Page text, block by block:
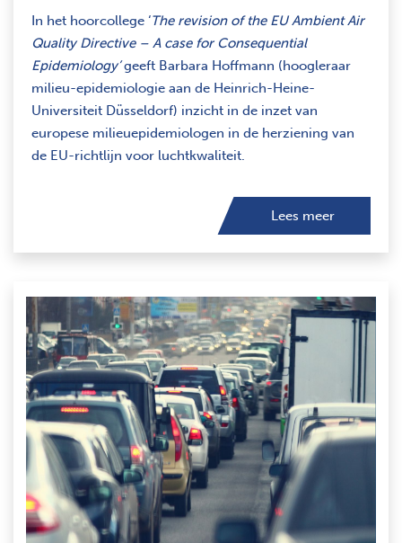
In het hoorcollege ‘The revision of the EU Ambient Air
Quality Directive – A case for Consequential
Epidemiology’geeft Barbara Hoffmann (hoogleraar
milieu-epidemiologie aan de Heinrich-Heine-
Universiteit Düsseldorf) inzicht in de inzet van
europese milieuepidemiologen in de herziening van
de EU-richtlijn voor luchtkwaliteit.
Lees meer